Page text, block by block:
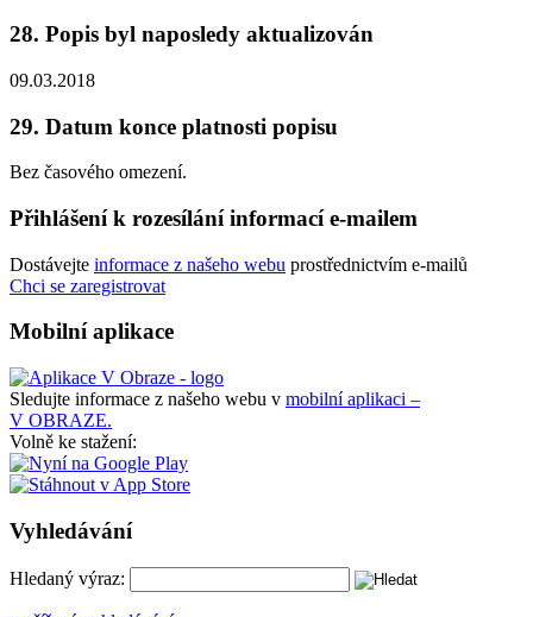
28. Popis byl naposledy aktualizován
09.03.2018
29. Datum konce platnosti popisu
Bez časového omezení.
Přihlášení k rozesílání informací e-mailem
Dostávejte informace z našeho webu prostřednictvím e-mailů
Chci se zaregistrovat
Mobilní aplikace
Sledujte informace z našeho webu v mobilní aplikaci –
V OBRAZE.
Volně ke stažení:
Vyhledávání
Hledaný výraz: